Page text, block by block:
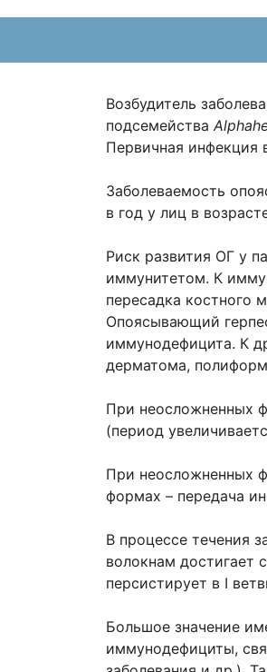
Возбудитель
подсемейства
Первичная инфекция
Заболеваемость
в год у лиц в
Риск развития ОГ у
иммунитетом. К
пересадка костного
Опоясывающий
иммунодефицита. К
дерматома,
При неосложненных
(период
При неосложненных
формах – передача
В процессе течения
волокнам достигает
персистирует в I
Большое значение
иммунодефициты,